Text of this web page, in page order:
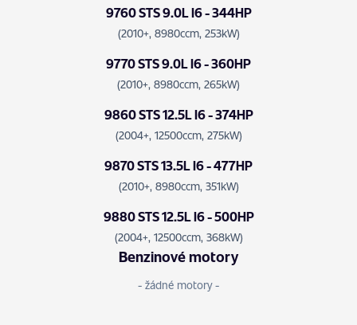
9760 STS 9.0L I6 - 344HP
(2010+, 8980ccm, 253kW)
9770 STS 9.0L I6 - 360HP
(2010+, 8980ccm, 265kW)
9860 STS 12.5L I6 - 374HP
(2004+, 12500ccm, 275kW)
9870 STS 13.5L I6 - 477HP
(2010+, 8980ccm, 351kW)
9880 STS 12.5L I6 - 500HP
(2004+, 12500ccm, 368kW)
Benzinové motory
- žádné motory -